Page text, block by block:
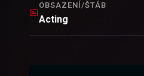
OBSAZENÍ/ŠTÁB
Acting